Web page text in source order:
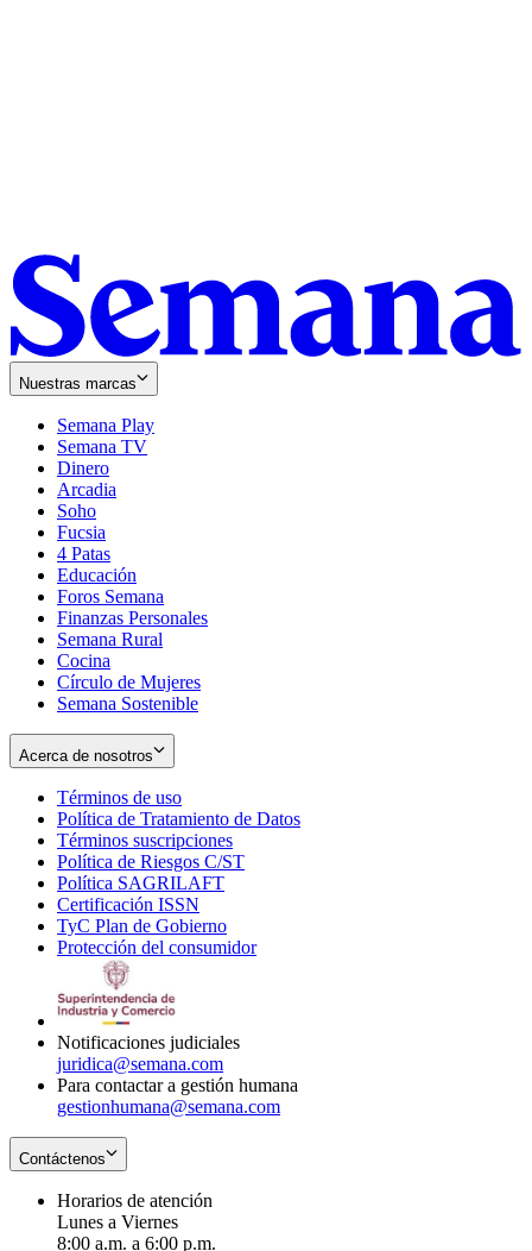
Nuestras marcas
Semana Play
Semana TV
Dinero
Arcadia
Soho
in
new
window
Fucsia
in
new
window
4 Patas
Educación
Foros Semana
Finanzas Personales
Semana Rural
Cocina
Círculo de Mujeres
Semana Sostenible
Acerca de nosotros
Términos de uso
in
new
window
Política de Tratamiento de Datos
Términos suscripciones
in
Política de Riesgos C/ST
Política SAGRILAFT
new
window
Certificación ISSN
in
new
TyC Plan de Gobierno
in
Protección del consumidorOpens
Notificaciones judiciales
juridica@semana.com
Para contactar a gestión humana
gestionhumana@semana.com
Contáctenos
Horarios de atención
Lunes a Viernes
8:00 a.m. a 6:00 p.m.